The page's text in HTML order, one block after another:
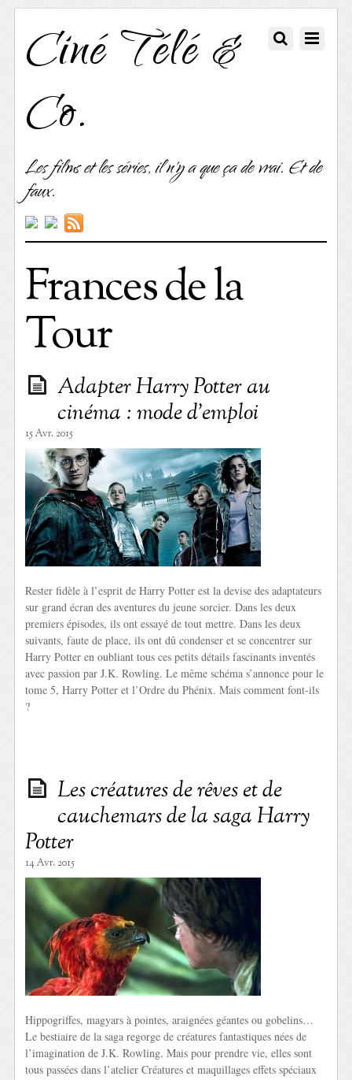
Ciné Télé &
Co.
Les films et les séries, il n'y a que ça de vrai. Et de
faux.
Frances de la
Tour
Adapter Harry Potter au
cinéma : mode d’emploi
15 Avr. 2015
Rester fidèle à l’esprit de Harry Potter est la devise des adaptateurs
sur grand écran des aventures du jeune sorcier. Dans les deux
premiers épisodes, ils ont essayé de tout mettre. Dans les deux
suivants, faute de place, ils ont dû condenser et se concentrer sur
Harry Potter en oubliant tous ces petits détails fascinants inventés
avec passion par J.K. Rowling. Le même schéma s’annonce pour le
tome 5, Harry Potter et l’Ordre du Phénix. Mais comment font-ils
?
Les créatures de rêves et de
cauchemars de la saga Harry
Potter
14 Avr. 2015
Hippogriffes, magyars à pointes, araignées géantes ou gobelins…
Le bestiaire de la saga regorge de créatures fantastiques nées de
l’imagination de J.K. Rowling. Mais pour prendre vie, elles sont
tous passées dans l’atelier Créatures et maquillages effets spéciaux